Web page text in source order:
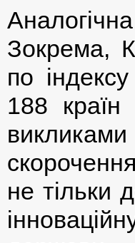
Зокрема,
по
188
не тільки